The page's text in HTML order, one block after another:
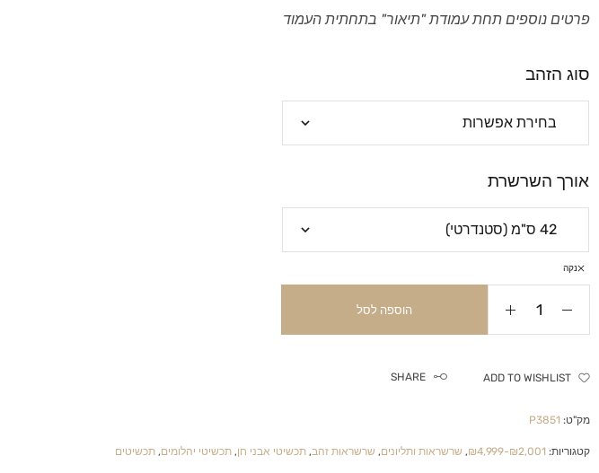
פרטים נוספים תחת עמודת "תיאור" בתחתית העמוד
סוג הזהב
אורך השרשרת
נקה
הוספה לסל
ADD TO WISHLIST
SHARE
מק"ט: P3851
קטגוריות: ₪2,001-₪4,999
, שרשראות ותליונים, שרשראות זהב, תכשיטי אבני חן, תכשיטי יהלומים, תכשיטים